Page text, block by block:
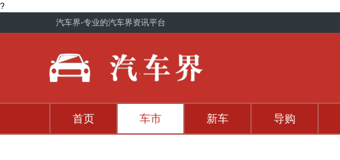
?
汽车界-专业的汽车界资讯平台
首页 车市 新车 导购